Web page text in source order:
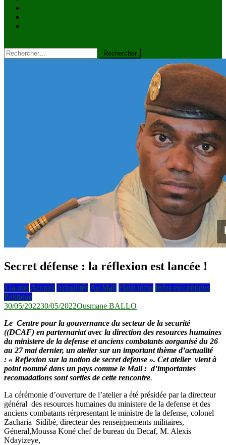
Rechercher :
Secret défense : la réflexion est lancée !
à la une Accueil Actualités Au Mali Flash infos Infos en continus
Politique
30/05/202230/05/2022Ousmane BALLO
Le Centre pour la gouvernance du secteur de la securité
((DCAF) en parternariat avec la direction des resources humaines
du ministere de la defense et anciens combatants aorganisé du 26
au 27 mai dernier, un atelier sur un important thème d’actualité
: « Reflexion sur la notion de secret defense ». Cet atelier vient à
point nommé dans un pays comme le Mali : d’importantes
recomadations sont sorties de cette rencontre.
La cérémonie d’ouverture de l’atelier a été présidée par la directeur
général des resources humaines du ministere de la defense et des
anciens combatants rérpresentant le ministre de la defense, colonel
Zacharia Sidibé, directeur des renseignements militaires,
Géneral,Moussa Koné chef de bureau du Decaf, M. Alexis
Ndayizeye,